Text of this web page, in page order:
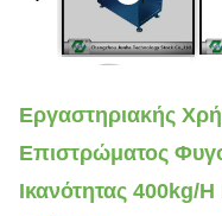
Εργαστηριακής
Επιστρώματος
Ικανότητας 400kg/